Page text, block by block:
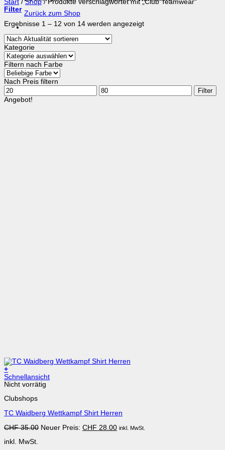
Zurück zum Shop
Start / Shop /Produkte verschlagwortet mit „Club Teamwear“
Filter
Ergebnisse 1 – 12 von 14 werden angezeigtNach
Kategorie
Filtern nach Farbe
Nach Preis filtern
Min.
Preis
Max.
Preis
Filter
Angebot!
+
Dieses
Produkt
mehrere
auf.
Optionen
auf
Schnellansicht
Nicht vorrätig
Clubshops
TC Waidberg Wettkampf Shirt Herren
CHF35.00 Ursprünglicher
Neuer Preis: CHF 28.00Aktueller
inkl. MwSt.
inkl. MwSt.